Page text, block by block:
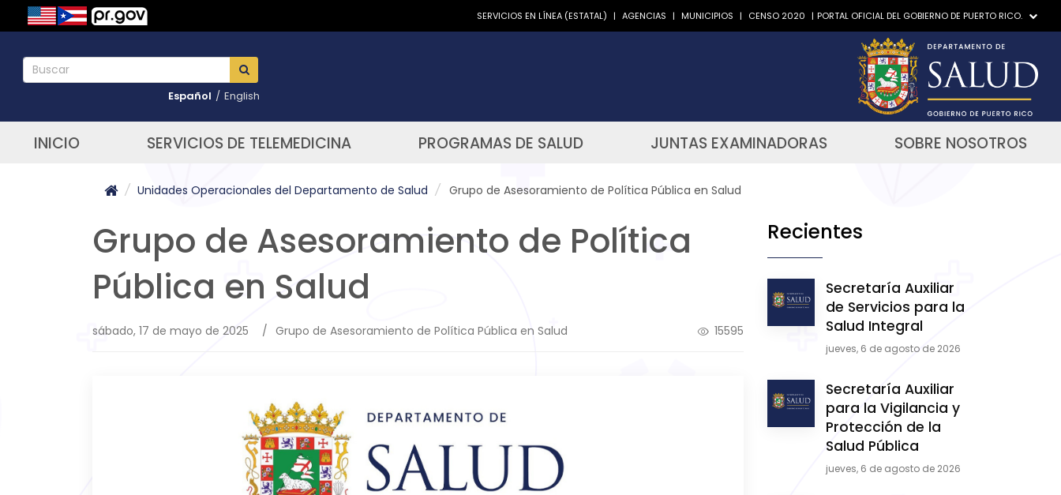
SERVICIOS EN LÍNEA (ESTATAL) | AGENCIAS | MUNICIPIOS | CENSO 2020 | PORTAL OFICIAL DEL GOBIERNO DE PUERTO RICO.
Español / English
INICIO SERVICIOS DE TELEMEDICINA PROGRAMAS DE SALUD JUNTAS EXAMINADORAS SOBRE NOSOTROS
/ Unidades Operacionales del Departamento de Salud / Grupo de Asesoramiento de Política Pública en Salud
Grupo de Asesoramiento de Política
Pública en Salud
sábado, 17 de mayo de 2025 / Grupo de Asesoramiento de Política Pública en Salud 15595
Recientes
Secretaría Auxiliar
de Servicios para la
Salud Integral
jueves, 6 de agosto de 2026
Secretaría Auxiliar
para la Vigilancia y
Protección de la
Salud Pública
jueves, 6 de agosto de 2026